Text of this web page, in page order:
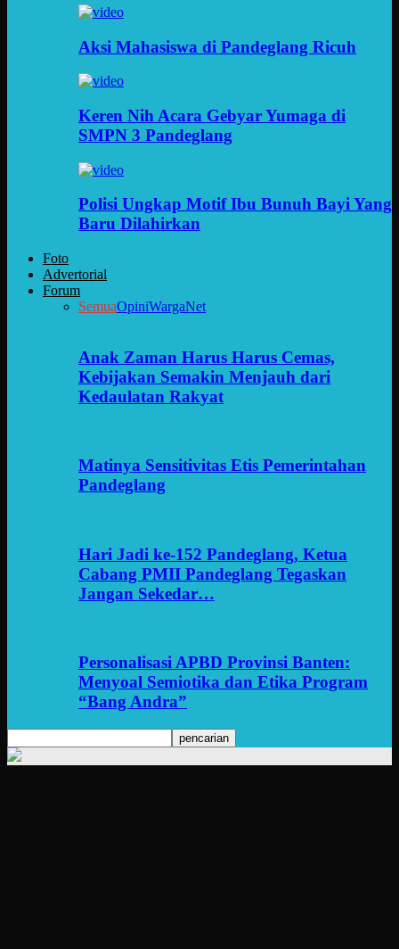
Aksi Mahasiswa di Pandeglang Ricuh
Keren Nih Acara Gebyar Yumaga di
SMPN 3 Pandeglang
Polisi Ungkap Motif Ibu Bunuh Bayi Yang
Baru Dilahirkan
Foto
Advertorial
Forum
SemuaOpiniWargaNet
Anak Zaman Harus Harus Cemas,
Kebijakan Semakin Menjauh dari
Kedaulatan Rakyat
Matinya Sensitivitas Etis Pemerintahan
Pandeglang
Hari Jadi ke-152 Pandeglang, Ketua
Cabang PMII Pandeglang Tegaskan
Jangan Sekedar…
Personalisasi APBD Provinsi Banten:
Menyoal Semiotika dan Etika Program
“Bang Andra”